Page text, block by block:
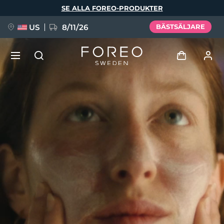
SE ALLA FOREO-PRODUKTER
US 8/11/26 BÄSTSÄLJARE
Logga in
Användarprofil
Mina enheter
Mina beställningar
Mina adresser
Mina prenumerationer
BREAKING NEWS
issa™ Teeth Whitening Set
Español
Français
Русский
Türkçe
繁體中文